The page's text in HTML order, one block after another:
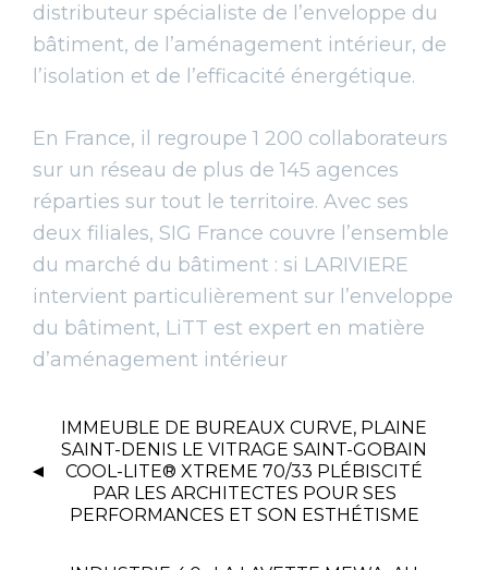
distributeur spécialiste de l’enveloppe du
bâtiment, de l’aménagement intérieur, de
l’isolation et de l’efficacité énergétique.
En France, il regroupe 1 200 collaborateurs
sur un réseau de plus de 145 agences
réparties sur tout le territoire. Avec ses
deux filiales, SIG France couvre l’ensemble
du marché du bâtiment : si LARIVIERE
intervient particulièrement sur l’enveloppe
du bâtiment, LiTT est expert en matière
d’aménagement intérieur
IMMEUBLE DE BUREAUX CURVE, PLAINE
SAINT-DENIS LE VITRAGE SAINT-GOBAIN
COOL-LITE® XTREME 70/33 PLÉBISCITÉ
PAR LES ARCHITECTES POUR SES
PERFORMANCES ET SON ESTHÉTISME